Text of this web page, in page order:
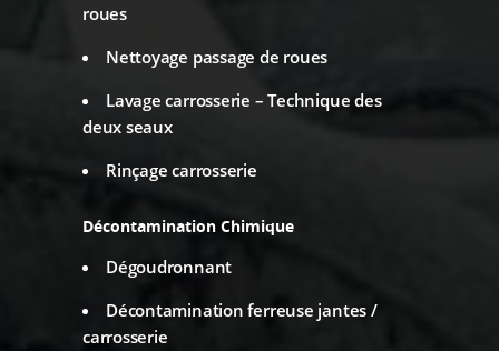
roues
Nettoyage passage de roues
Lavage carrosserie – Technique des
deux seaux
Rinçage carrosserie
Décontamination Chimique
Dégoudronnant
Décontamination ferreuse jantes /
carrosserie